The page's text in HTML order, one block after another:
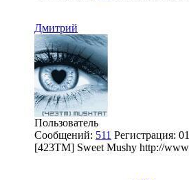
Дмитрий
Пользователь
Сообщений: 511 Регистрация:
[423TM] Sweet Mushy http://